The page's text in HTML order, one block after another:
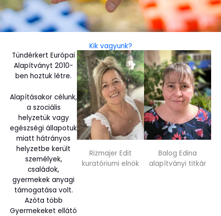
Kik vagyunk?
Tündérkert Európai
Alapítványt 2010-
ben hoztuk létre.
Alapításakor célunk,
a szociális
helyzetük vagy
egészségi állapotuk
miatt hátrányos
helyzetbe került
személyek,
családok,
gyermekek anyagi
támogatása volt.
Azóta több
Gyermekeket ellátó
Rizmajer Edit
kuratóriumi elnök
Balog Edina
alapítványi titkár